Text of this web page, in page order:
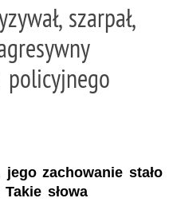
szarpał,
policyjnego
zachowanie stało
słowa